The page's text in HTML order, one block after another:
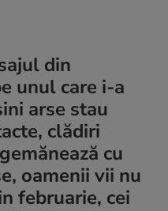
din
unul care i-a
arse stau
clădiri
cu
oamenii vii nu
februarie, cei